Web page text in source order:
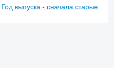
Год выпуска - сначала старые